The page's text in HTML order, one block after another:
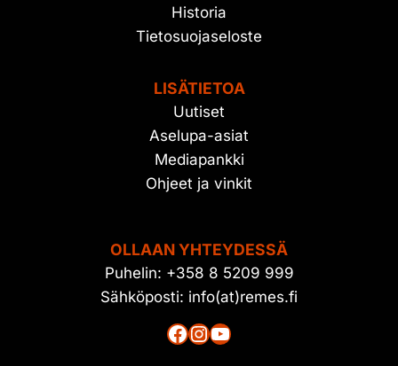
Historia
Tietosuojaseloste
LISÄTIETOA
Uutiset
Aselupa-asiat
Mediapankki
Ohjeet ja vinkit
OLLAAN YHTEYDESSÄ
Puhelin: +358 8 5209 999
Sähköposti: info(at)remes.fi
Facebook
Instagram
YouTube